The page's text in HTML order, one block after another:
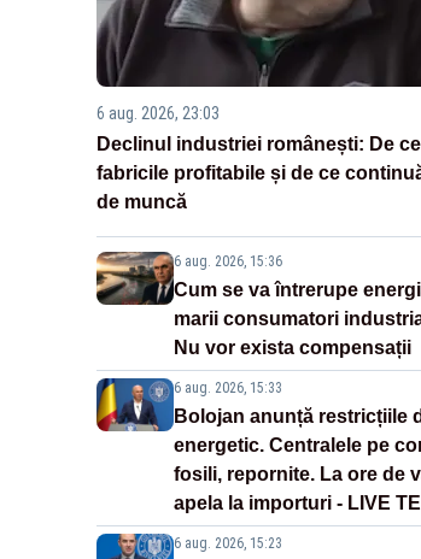
6 aug. 2026, 23:03
Declinul industriei românești: De
fabricile profitabile și de ce
de muncă
6 aug. 2026, 15:36
Cum se va întrerupe
marii consumatori
Nu vor exista compensații
6 aug. 2026, 15:33
Bolojan anunță restricțiile
energetic. Centralele pe
fosili, repornite. La ore de
apela la importuri - LIVE
6 aug. 2026, 15:23